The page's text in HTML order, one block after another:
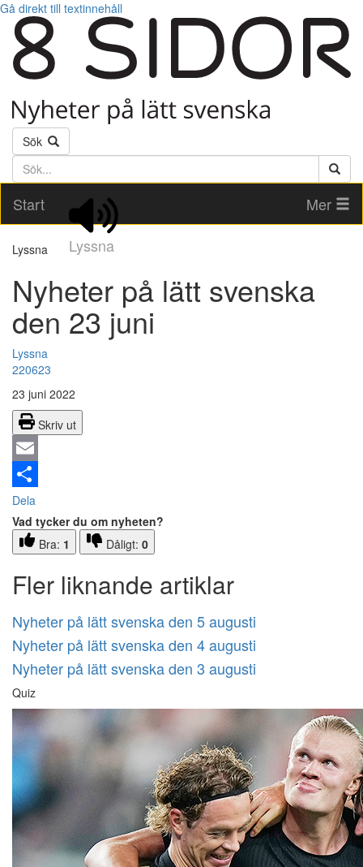
Gå direkt till textinnehåll
Sök
Söktext
Start
Lyssna
Mer
Lyssna
Nyheter på lätt svenska
den 23 juni
Lyssna
220623
23 juni 2022
Skriv ut
Email
Dela
Vad tycker du om nyheten?
Bra: 1 Dåligt: 0
Fler liknande artiklar
Nyheter på lätt svenska den 5 augusti
Nyheter på lätt svenska den 4 augusti
Nyheter på lätt svenska den 3 augusti
Quiz